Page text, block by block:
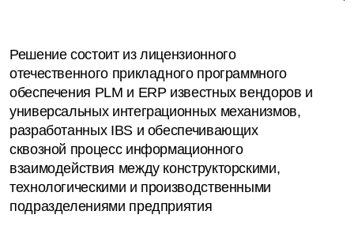
Решение состоит из лицензионного
отечественного прикладного программного
обеспечения PLM и ERP известных вендоров и
универсальных интеграционных механизмов,
разработанных IBS и обеспечивающих
сквозной процесс информационного
взаимодействия между конструкторскими,
технологическими и производственными
подразделениями предприятия